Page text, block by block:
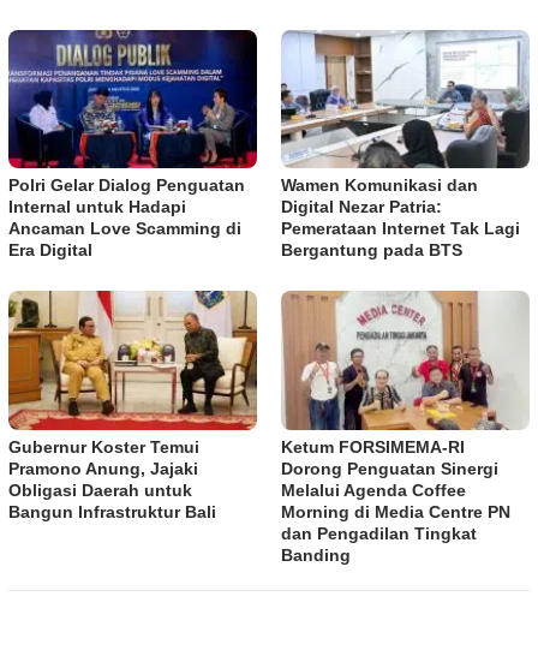
Polri Gelar Dialog Penguatan
Internal untuk Hadapi
Ancaman Love Scamming di
Era Digital
Wamen Komunikasi dan
Digital Nezar Patria:
Pemerataan Internet Tak Lagi
Bergantung pada BTS
Gubernur Koster Temui
Pramono Anung, Jajaki
Obligasi Daerah untuk
Bangun Infrastruktur Bali
​Ketum FORSIMEMA-RI
Dorong Penguatan Sinergi
Melalui Agenda Coffee
Morning di Media Centre PN
dan Pengadilan Tingkat
Banding